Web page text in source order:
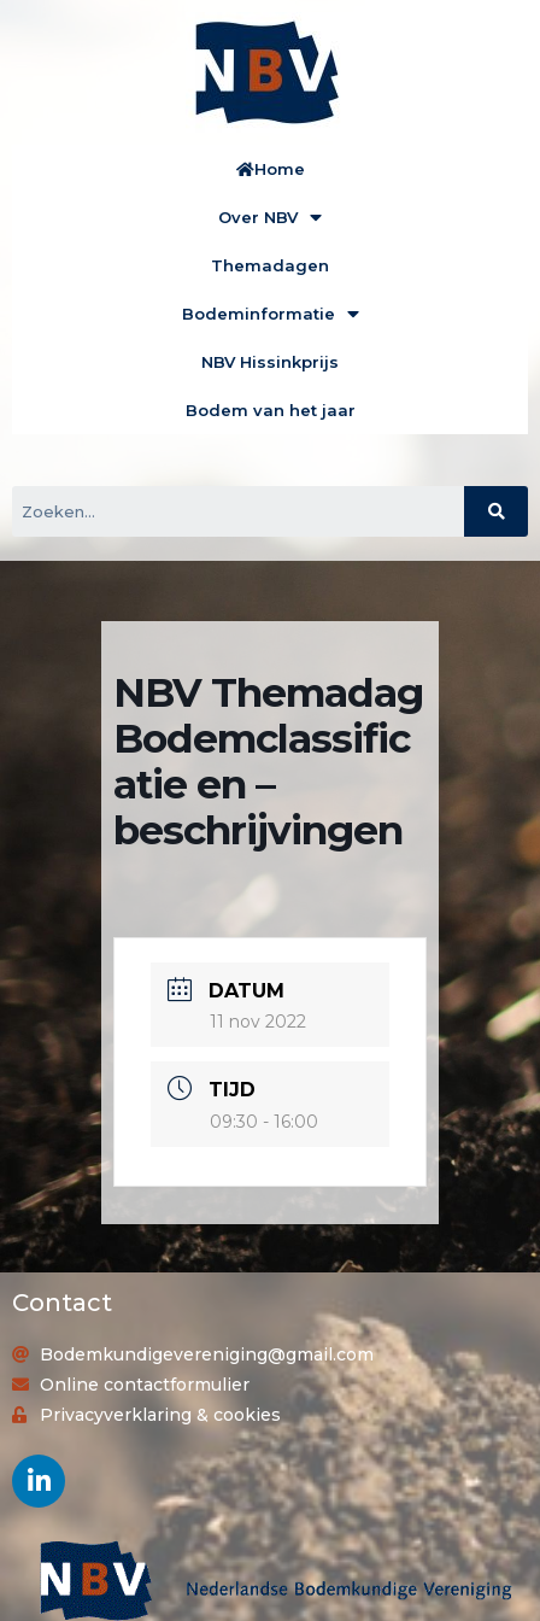
Home
Over NBV
Themadagen
Bodeminformatie
NBV Hissinkprijs
Bodem van het jaar
NBV Themadag
Bodemclassific
atie en –
beschrijvingen
DATUM
11 nov 2022
TIJD
09:30 - 16:00
Contact
Bodemkundigevereniging@gmail.com
Online contactformulier
Privacyverklaring & cookies